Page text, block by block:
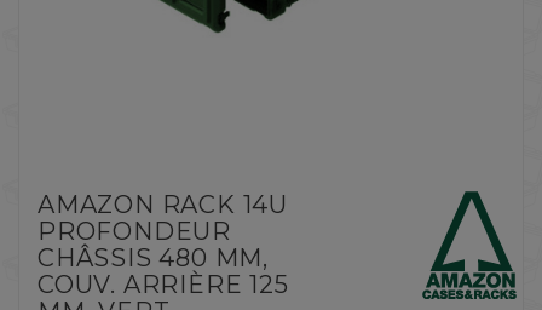
AMAZON RACK 14U
PROFONDEUR
CHÂSSIS 480 MM,
COUV. ARRIÈRE 125